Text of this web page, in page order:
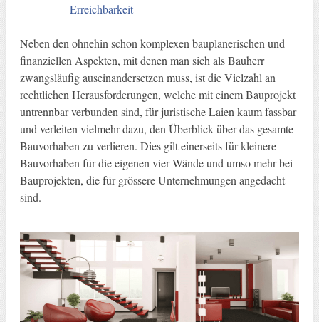
Erreichbarkeit
Neben den ohnehin schon komplexen bauplanerischen und
finanziellen Aspekten, mit denen man sich als Bauherr
zwangsläufig auseinandersetzen muss, ist die Vielzahl an
rechtlichen Herausforderungen, welche mit einem Bauprojekt
untrennbar verbunden sind, für juristische Laien kaum fassbar
und verleiten vielmehr dazu, den Überblick über das gesamte
Bauvorhaben zu verlieren. Dies gilt einerseits für kleinere
Bauvorhaben für die eigenen vier Wände und umso mehr bei
Bauprojekten, die für grössere Unternehmungen angedacht
sind.